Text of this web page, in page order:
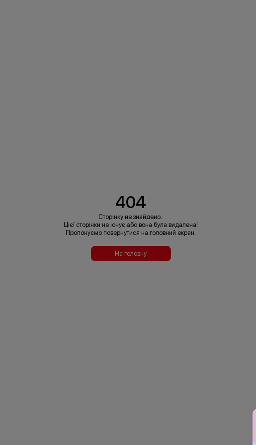
404
Сторінку не знайдено..
Цієї сторінки не існує або вона була видалена!
Пропонуємо повернутися на головний екран.
На головну